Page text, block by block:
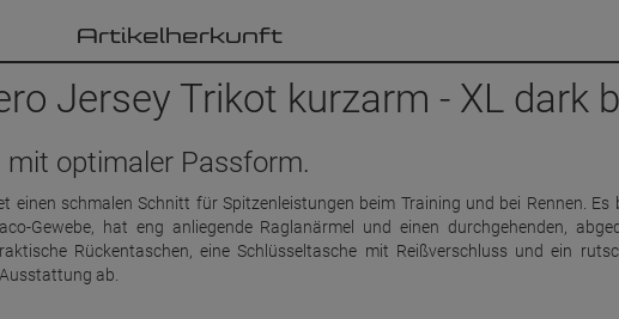
Artikelherkunft
Jersey Trikot kurzarm - XL dark
mit optimaler Passform.
einen schmalen Schnitt für Spitzenleistungen beim Training und bei Rennen. Es
Gewebe, hat eng anliegende Raglanärmel und einen durchgehenden,
Rückentaschen, eine Schlüsseltasche mit Reißverschluss und ein
ab.